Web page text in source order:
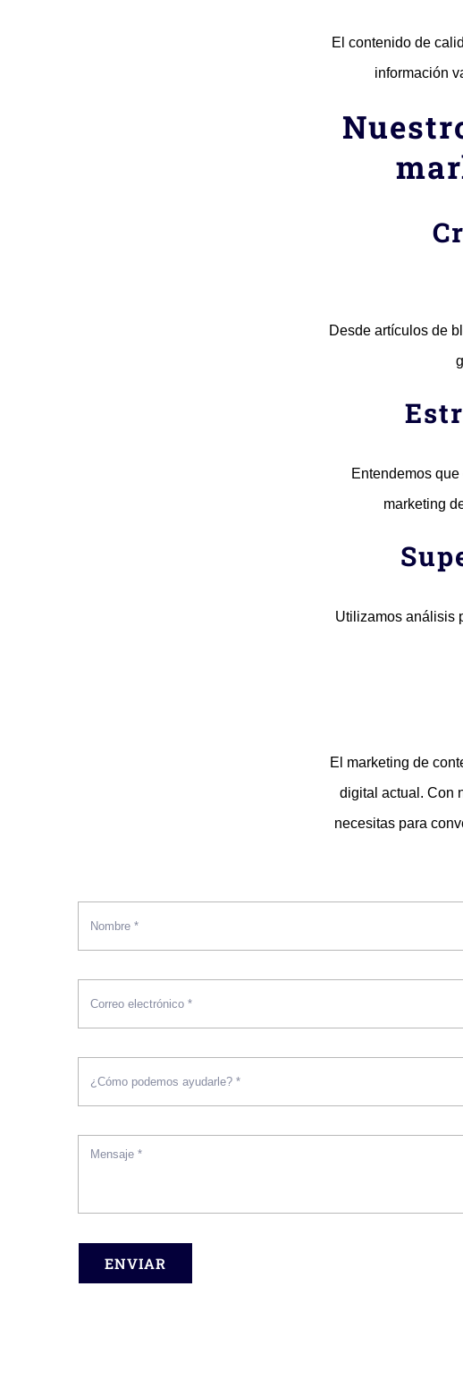
El contenido de
información
Desde artículos de
Entendemos
marketing
Utilizamos análisis
El marketing de
digital actual. Con
necesitas para
ENVIAR